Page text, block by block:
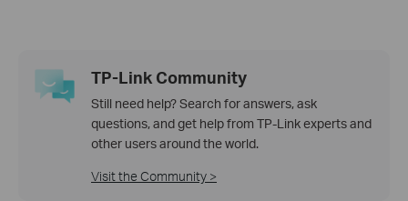
TP-Link Community
Still need help? Search for answers, ask
questions, and get help from TP-Link experts and
other users around the world.
Visit the Community >